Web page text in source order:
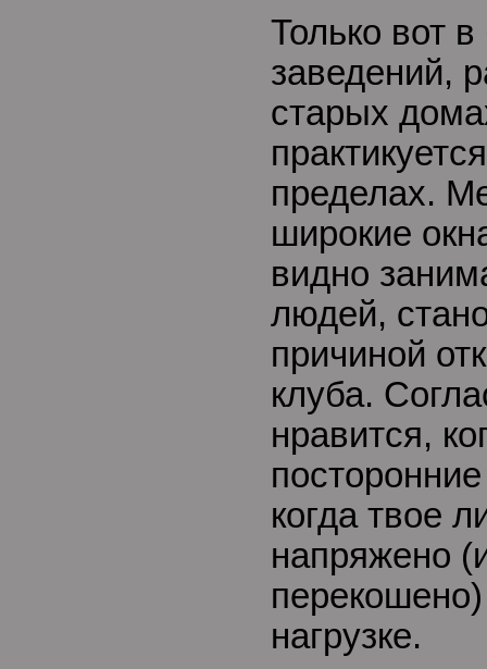
Только вот
заведений,
старых
пределах.
широкие
видно
людей,
причиной
клуба.
нравится,
когда твое
напряжено
нагрузке.